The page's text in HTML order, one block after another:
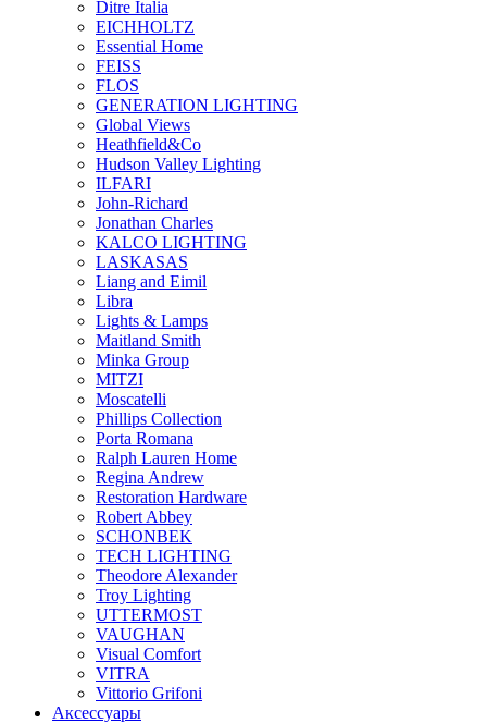
Ditre Italia
EICHHOLTZ
Essential Home
FEISS
FLOS
GENERATION LIGHTING
Global Views
Heathfield&Co
Hudson Valley Lighting
ILFARI
John-Richard
Jonathan Charles
KALCO LIGHTING
LASKASAS
Liang and Eimil
Libra
Lights & Lamps
Maitland Smith
Minka Group
MITZI
Moscatelli
Phillips Collection
Porta Romana
Ralph Lauren Home
Regina Andrew
Restoration Hardware
Robert Abbey
SCHONBEK
TECH LIGHTING
Theodore Alexander
Troy Lighting
UTTERMOST
VAUGHAN
Visual Comfort
VITRA
Vittorio Grifoni
Аксессуары